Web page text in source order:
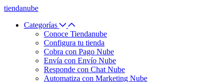
tiendanube
Categorías
Conoce Tiendanube
Configura tu tienda
Cobra con Pago Nube
Envía con Envío Nube
Responde con Chat Nube
Automatiza con Marketing Nube